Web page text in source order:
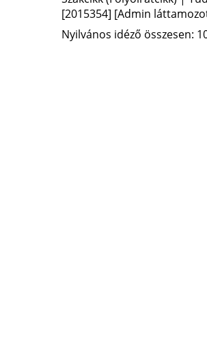
[2015354] [Admin
Nyilvános idéző összesen: